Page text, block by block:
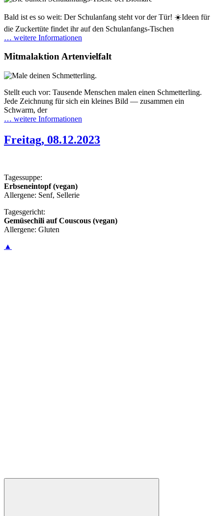
Bald ist es so weit: Der Schulanfang steht vor der Tür! ☀️Ideen für
die Zuckertüte findet ihr auf den Schulanfangs-Tischen
… weitere Informationen
Mitmalaktion Artenvielfalt
Stellt euch vor: Tausende Menschen malen einen Schmetterling.
Jede Zeichnung für sich ein kleines Bild — zusammen ein
Schwarm, der
… weitere Informationen
Freitag, 08.12.2023
Tagessuppe:
Erbseneintopf (vegan)
Allergene: Senf, Sellerie
Tagesgericht:
Gemüsechili auf Couscous (vegan)
Allergene: Gluten
▲